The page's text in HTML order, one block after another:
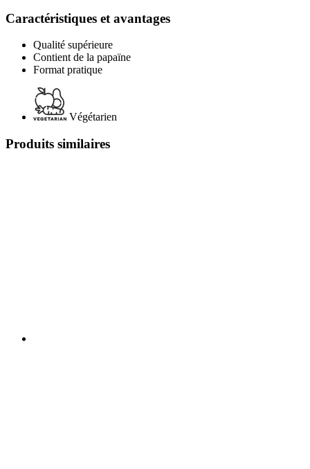
Caractéristiques et avantages
Qualité supérieure
Contient de la papaïne
Format pratique
Végétarien
Produits similaires